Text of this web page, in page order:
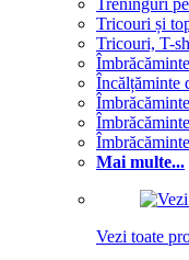
Treninguri
Tricouri și
Tricouri, T-
Încălțăminte
Mai multe...
Vezi toate